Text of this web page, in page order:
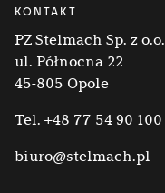
KONTAKT
PZ Stelmach Sp. z o.o.
ul. Północna 22
45-805 Opole
Tel. +48 77 54 90 100
biuro@stelmach.pl